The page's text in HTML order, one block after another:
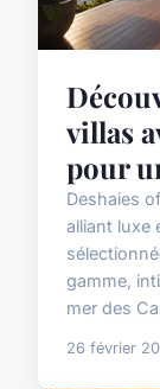
villas
pour
Deshaies
alliant luxe
gamme,
mer des
26 février